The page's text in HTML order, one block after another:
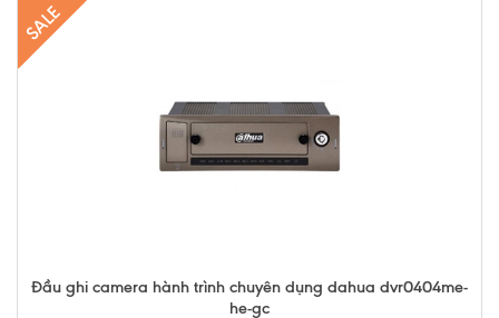
SALE
Đầu ghi camera hành trình chuyên dụng dahua dvr0404me-
he-gc